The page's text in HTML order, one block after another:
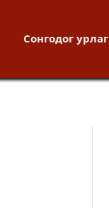
Сонгодог урлаг